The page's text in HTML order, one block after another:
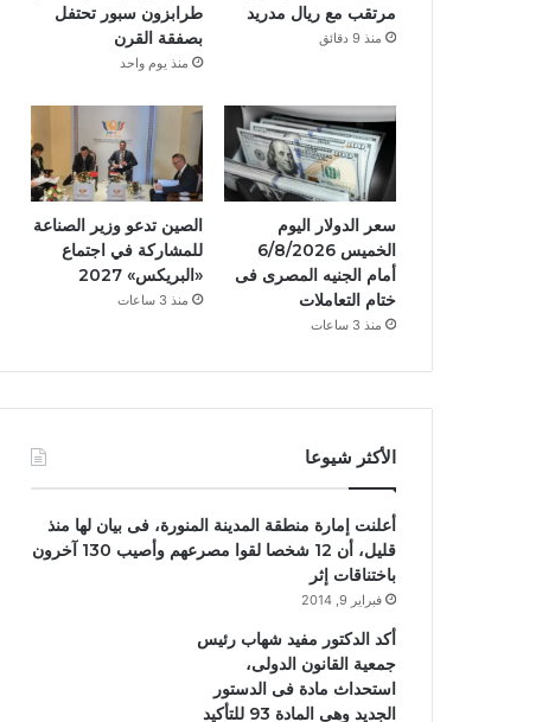
مرتقب مع ريال مدريد
منذ 9 دقائق
طرابزون سبور تحتفل
بصفقة القرن
منذ يوم واحد
سعر الدولار اليوم
الخميس 6/8/2026
أمام الجنيه المصرى فى
ختام التعاملات
منذ 3 ساعات
الصين تدعو وزير الصناعة
للمشاركة في اجتماع
«البريكس» 2027
منذ 3 ساعات
الأكثر شيوعا
أعلنت إمارة منطقة المدينة المنورة، فى بيان لها منذ
قليل، أن 12 شخصا لقوا مصرعهم وأصيب 130 آخرون
باختناقات إثر
فبراير 9, 2014
أكد الدكتور مفيد شهاب رئيس
جمعية القانون الدولى،
استحداث مادة فى الدستور
الجديد وهى المادة 93 للتأكيد